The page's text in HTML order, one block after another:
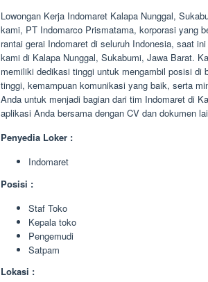
Lowongan Kerja Indomaret Kalapa Nunggal,
kami, PT Indomarco Prismatama, korporasi yang
rantai gerai Indomaret di seluruh Indonesia, saat
kami di Kalapa Nunggal, Sukabumi, Jawa Barat.
memiliki dedikasi tinggi untuk mengambil posisi
tinggi, kemampuan komunikasi yang baik, serta
Anda untuk menjadi bagian dari tim Indomaret di
aplikasi Anda bersama dengan CV dan dokumen
Penyedia Loker :
Indomaret
Posisi :
Staf Toko
Kepala toko
Pengemudi
Satpam
Lokasi :